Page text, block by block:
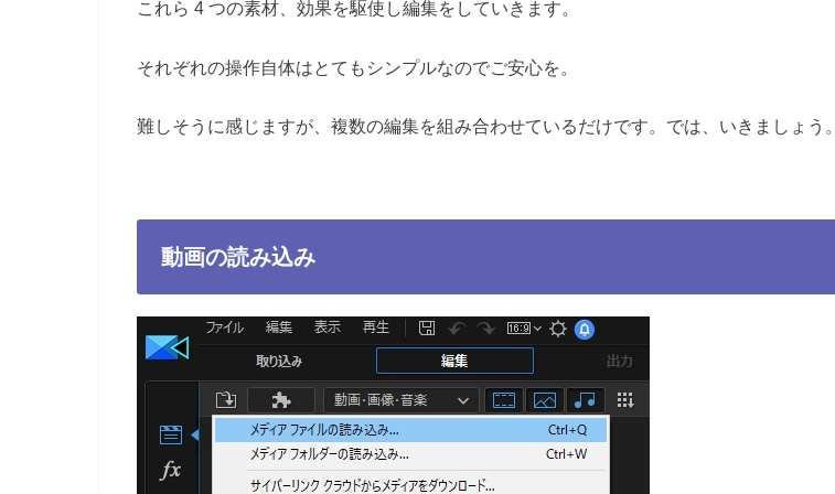
これら 4 つの素材、効果を駆使し編集をしていきます。
それぞれの操作自体はとてもシンプルなのでご安心を。
難しそうに感じますが、複数の編集を組み合わせているだけです。では、いきましょう。
動画の読み込み